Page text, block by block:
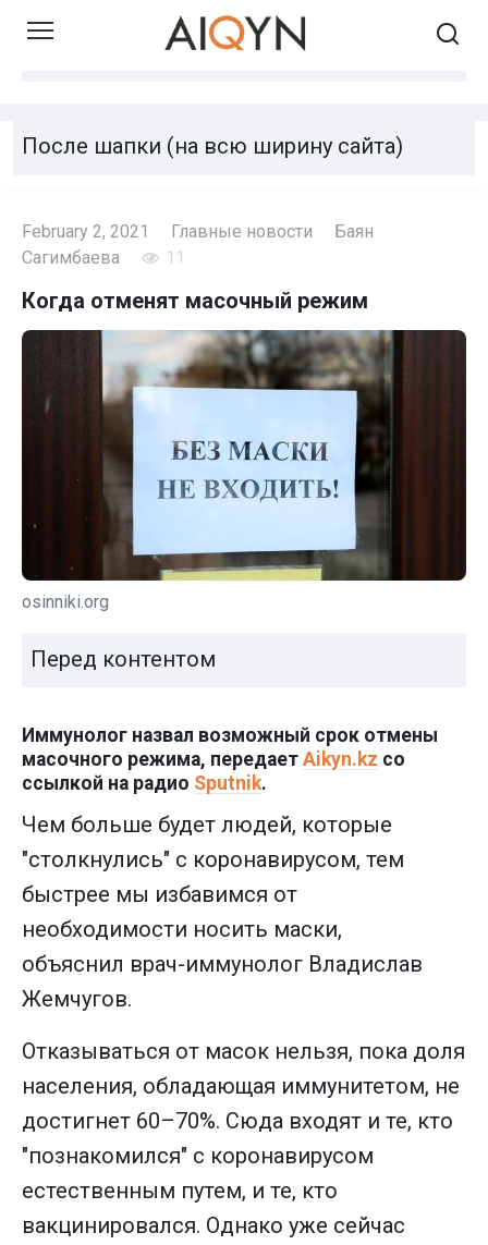
Skip
После шапки (на всю ширину сайта)
February 2, 2021 Главные новости
Баян
Сагимбаева
11
Когда отменят масочный режим
osinniki.org
Перед контентом
Иммунолог назвал возможный срок отмены
масочного режима, передает Aikyn.kz со
ссылкой на радио Sputnik.
Чем больше будет людей, которые
"столкнулись" с коронавирусом, тем
быстрее мы избавимся от
необходимости носить маски,
объяснил врач-иммунолог Владислав
Жемчугов.
Отказываться от масок нельзя, пока доля
населения, обладающая иммунитетом, не
достигнет 60–70%. Сюда входят и те, кто
"познакомился" с коронавирусом
естественным путем, и те, кто
вакцинировался. Однако уже сейчас